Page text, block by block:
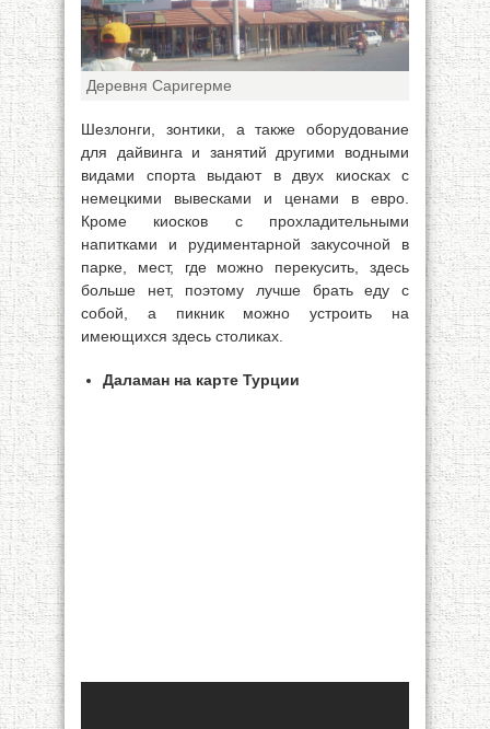
Деревня Саригерме
Шезлонги, зонтики, а также оборудование
для дайвинга и занятий другими водными
видами спорта выдают в двух киосках с
немецкими вывесками и ценами в евро.
Кроме киосков с прохладительными
напитками и рудиментарной закусочной в
парке, мест, где можно перекусить, здесь
больше нет, поэтому лучше брать еду с
собой, а пикник можно устроить на
имеющихся здесь столиках.
Даламан на карте Турции